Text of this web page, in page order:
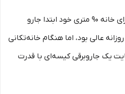
خانم احمدی از بندرعباس برای خانه 90 متری خود ابتدا جارو
عالی بود، اما هنگام خانه‌تکانی
یک جاروبرقی کیسه‌ای با قدرت